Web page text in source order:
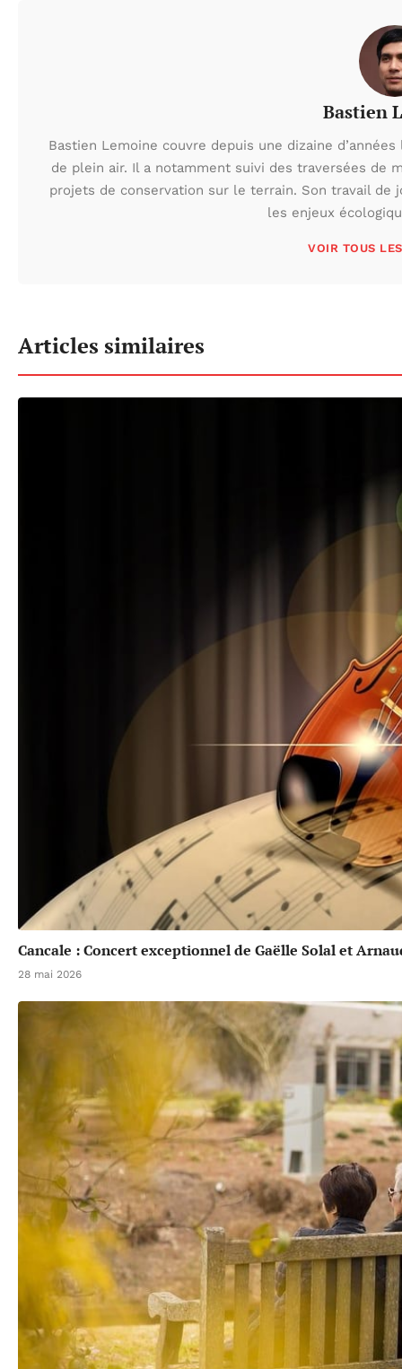
Bastien
Bastien Lemoine couvre depuis une dizaine
de plein air. Il a notamment suivi des traversées de
projets de conservation sur le terrain. Son travail de
les enjeux
VOIR TOUS
Articles similaires
Cancale : Concert exceptionnel de Gaëlle Solal et
28 mai 2026